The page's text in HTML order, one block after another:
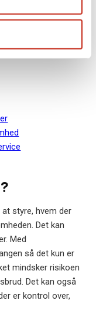
styre, hvem der
Det kan
Med
så det kun er
mindsker risikoen
Det kan også
er kontrol over,